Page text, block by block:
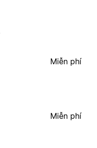
Miễn phí
Miễn phí